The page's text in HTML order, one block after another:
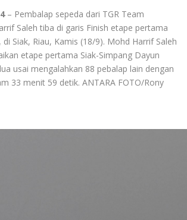
– Pembalap sepeda dari TGR Team
Saleh tiba di garis Finish etape pertama
Siak, Riau, Kamis (18/9). Mohd Harrif Saleh
etape pertama Siak-Simpang Dayun
usai mengalahkan 88 pebalap lain dengan
33 menit 59 detik. ANTARA FOTO/Rony